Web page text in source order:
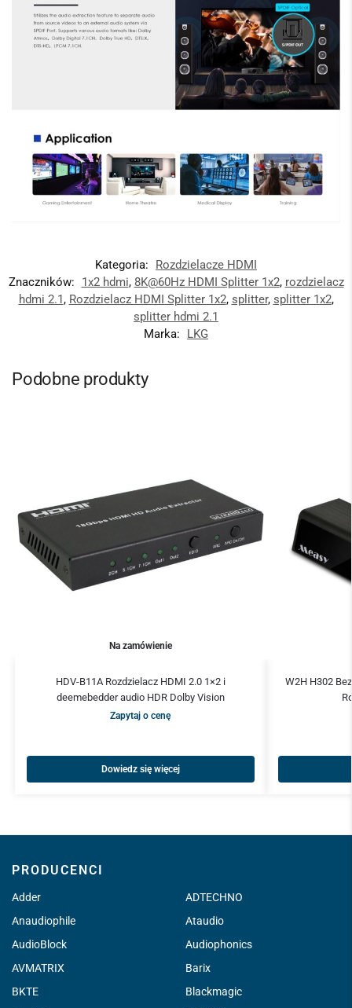
Kategoria:
Rozdzielacze HDMI
Znaczników:
1x2 hdmi, 8K@60Hz HDMI Splitter 1x2, rozdzielacz
hdmi 2.1, Rozdzielacz HDMI Splitter 1x2, splitter, splitter 1x2,
splitter hdmi 2.1
Marka:
LKG
Podobne produkty
Na zamówienie
HDV-B11A Rozdzielacz HDMI 2.0 1×2 i
deemebedder audio HDR Dolby Vision
Zapytaj o cenę
Dowiedz się więcej
W2H H302
PRODUCENCI
Adder
ADTECHNO
Anaudiophile
Ataudio
AudioBlock
Audiophonics
AVMATRIX
Barix
BKTE
Blackmagic